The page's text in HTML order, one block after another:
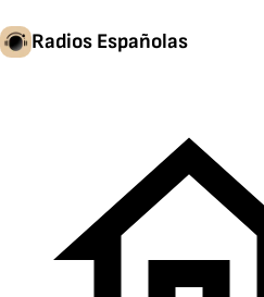
Radios Españolas